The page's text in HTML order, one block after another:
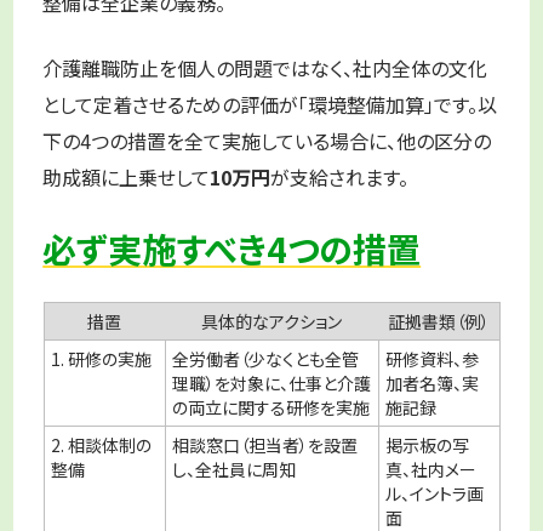
介護離職防止を個人の問題ではなく、社内全体の文化
として定着させるための評価が「環境整備加算」です。以
下の4つの措置を全て実施している場合に、他の区分の
助成額に上乗せして10万円が支給されます。
必ず実施すべき4つの措置
措置 具体的なアクション
証拠書類（例）
1. 研修の実施
全労働者（少なくとも全管
理職）を対象に、仕事と介護
の両立に関する研修を実施
研修資料、参
加者名簿、実
施記録
2. 相談体制の
整備
相談窓口（担当者）を設置
し、全社員に周知
掲示板の写
真、社内メー
ル、イントラ画
面